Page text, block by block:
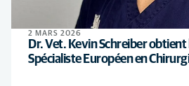
2 MARS 2026
Dr. Vet. Kevin Schreiber obtient
Spécialiste Européen en